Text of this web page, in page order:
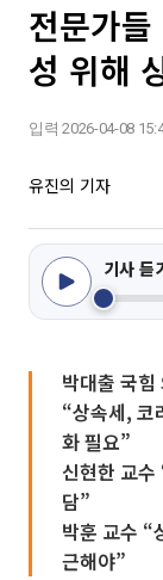
전문가
성 위해
입력 2026-04-08
유진의 기자
기사 듣
박대출 국힘
“상속세, 코
화 필요”
신현한 교수
담”
박훈 교수 “
근해야”